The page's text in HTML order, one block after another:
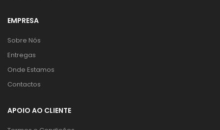
EMPRESA
Sobre Nós
Entregas
Onde Estamos
Contactos
APOIO AO CLIENTE